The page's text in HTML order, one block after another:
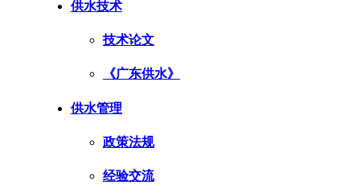
供水技术
技术论文
《广东供水》
供水管理
政策法规
经验交流